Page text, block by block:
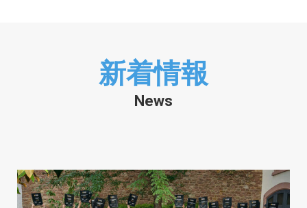
新着情報
News